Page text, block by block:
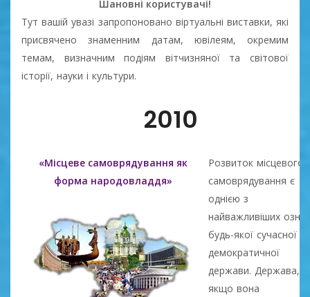
Шановні користувачі!
Тут вашій увазі запропоновано віртуальні виставки, які
присвячено знаменним датам, ювілеям, окремим
темам, визначним подіям вітчизняної та світової
історії, науки і культури.
2010
«Місцеве самоврядування як
форма народовладдя»
Розвиток місцевого
самоврядування є
однією з
найважливіших ознак
будь-якої сучасної
демократичної
держави. Держава,
якщо вона